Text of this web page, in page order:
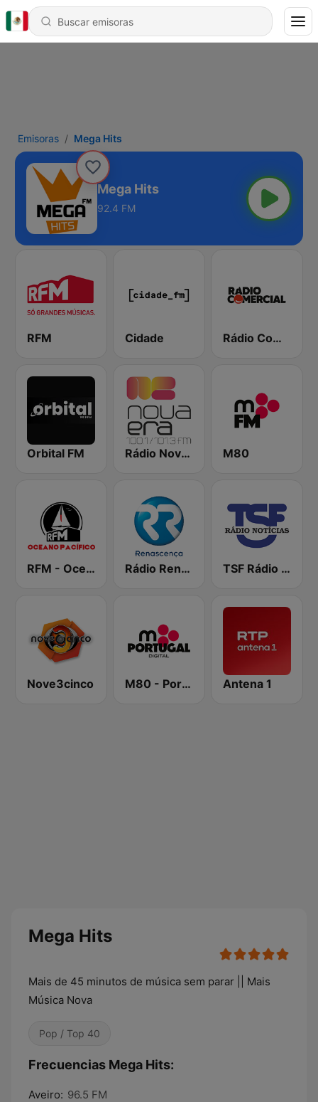
Emisoras Mega Hits
Mega Hits
92.4 FM
RFM Cidade Rádio Comercial
Orbital FM Rádio Nova Era M80
RFM - Oceano Pacífico Online Rádio Renascença TSF Rádio Notícias
Nove3cinco M80 - Portugal Antena 1
Mega Hits
Mais de 45 minutos de música sem parar || Mais
Música Nova
Pop / Top 40
Frecuencias Mega Hits:
Aveiro: 96.5 FM